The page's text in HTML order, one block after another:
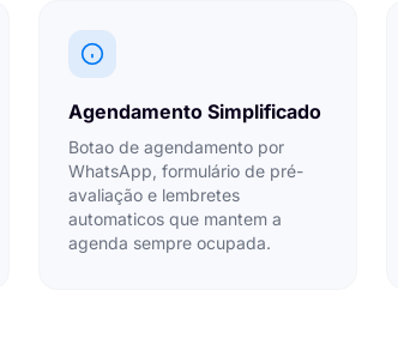
Agendamento Simplificado
Botao de agendamento por
WhatsApp, formulário de pré-
avaliação e lembretes
automaticos que mantem a
agenda sempre ocupada.